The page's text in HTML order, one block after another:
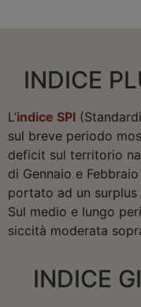
INDICE
L’indice SPI
sul breve periodo
deficit sul territorio
di Gennaio e
portato ad un surplus
Sul medio e lungo
siccità moderata
INDICE